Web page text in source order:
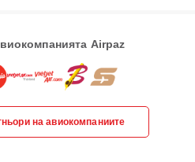
Airpaz
на авиокомпаниите